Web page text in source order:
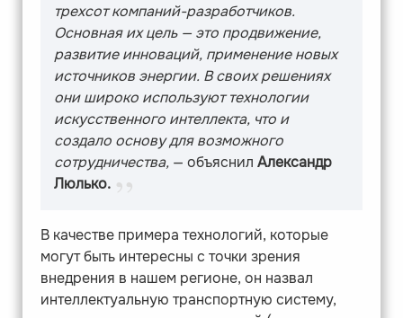
трехсот компаний-разработчиков.
Основная их цель — это продвижение,
развитие инноваций, применение новых
источников энергии. В своих решениях
они широко используют технологии
искусственного интеллекта, что и
создало основу для возможного
сотрудничества, — объяснил Александр
Люлько.
В качестве примера технологий, которые
могут быть интересны с точки зрения
внедрения в нашем регионе, он назвал
интеллектуальную транспортную систему,